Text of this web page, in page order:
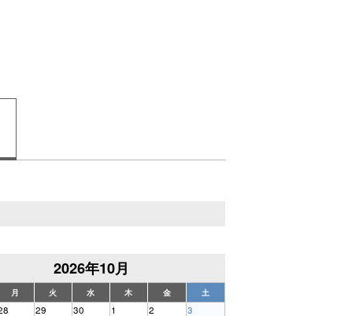
2026年10月
月 火 水 木 金 土
29 30 1 2 3